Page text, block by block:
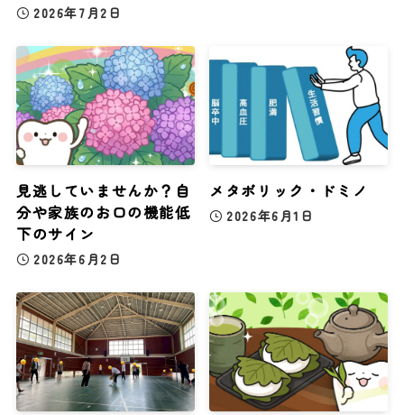
2026年7月2日
見逃していませんか？自
分や家族のお口の機能低
下のサイン
2026年6月2日
メタボリック・ドミノ
2026年6月1日